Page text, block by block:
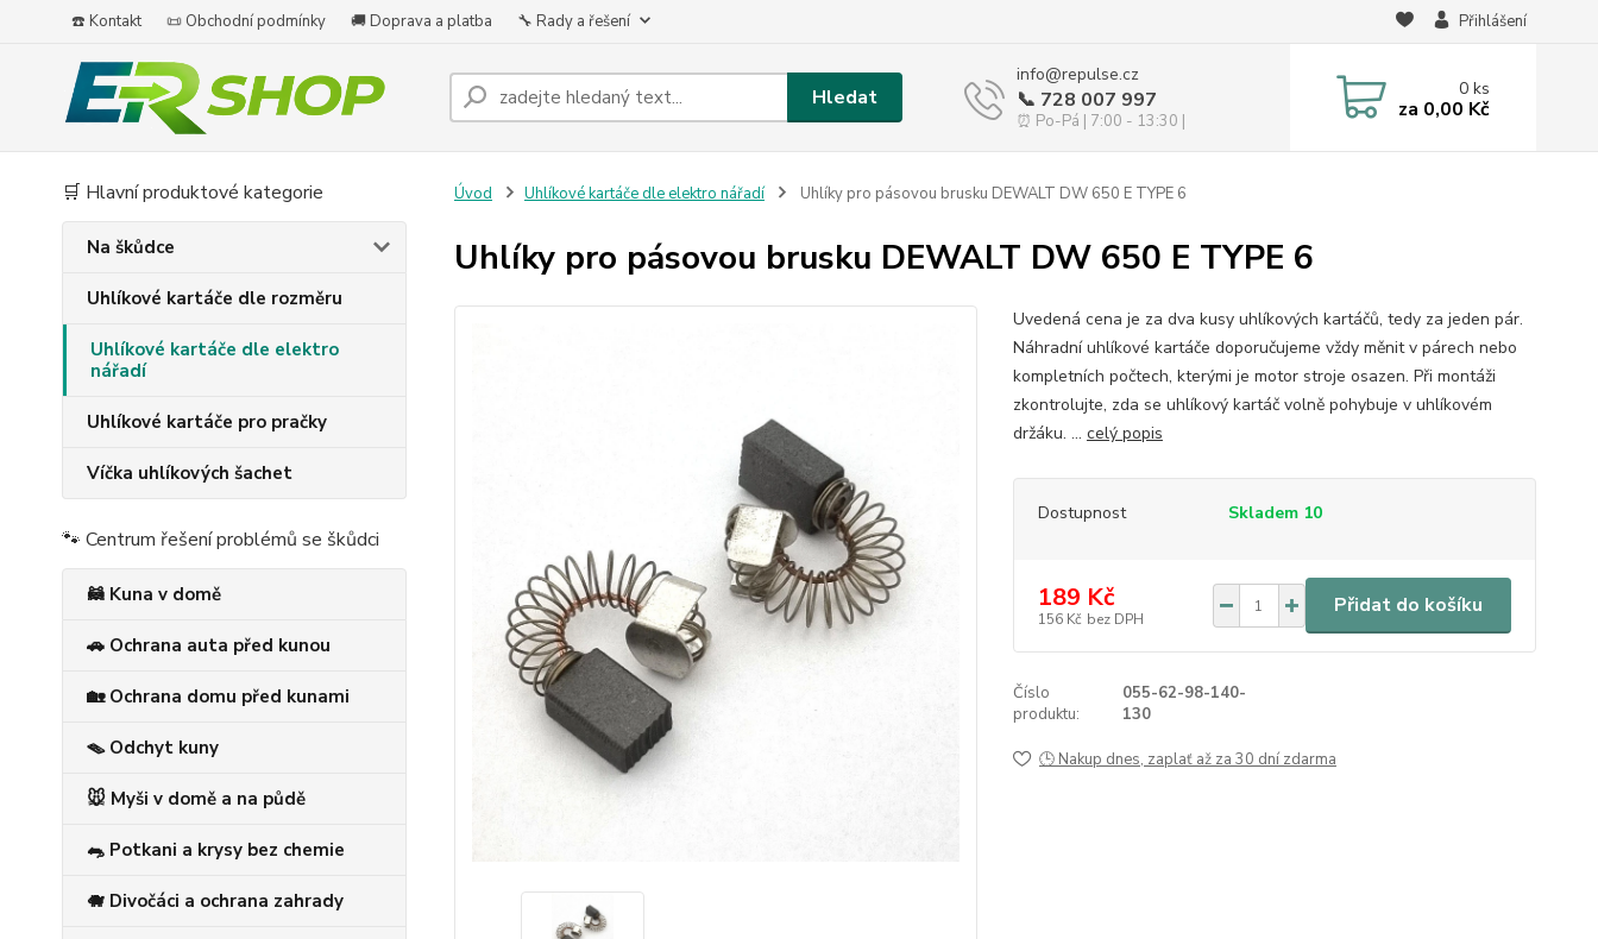
☎️ Kontakt 📜 Obchodní podmínky 🚚 Doprava a platba 🔧 Rady a řešení Přihlášení
Hledat
info@repulse.cz
📞 728 007 997
⏰ Po-Pá | 7:00 - 13:30 |
0ks
za 0,00 Kč
🛒 Hlavní produktové kategorie
Na škůdce
Uhlíkové kartáče dle rozměru
Uhlíkové kartáče dle elektro
nářadí
Uhlíkové kartáče pro pračky
Víčka uhlíkových šachet
🐾 Centrum řešení problémů se škůdci
🦝 Kuna v domě
🚗 Ochrana auta před kunou
🏡 Ochrana domu před kunami
🪤 Odchyt kuny
🐭 Myši v domě a na půdě
🐀 Potkani a krysy bez chemie
🐗 Divočáci a ochrana zahrady
Úvod Uhlíkové kartáče dle elektro nářadí Uhlíky pro pásovou brusku DEWALT DW 650 E TYPE 6
Uhlíky pro pásovou brusku DEWALT DW 650 E TYPE 6
Uvedená cena je za dva kusy uhlíkových kartáčů, tedy za jeden pár.
Náhradní uhlíkové kartáče doporučujeme vždy měnit v párech nebo
kompletních počtech, kterými je motor stroje osazen. Při montáži
zkontrolujte, zda se uhlíkový kartáč volně pohybuje v uhlíkovém
držáku. ... celý popis
Dostupnost Skladem 10
189 Kč
156 Kč bez DPH
Přidat do košíku
Číslo
produktu:
055-62-98-140-
130
🕒 Nakup dnes, zaplať až za 30 dní zdarma